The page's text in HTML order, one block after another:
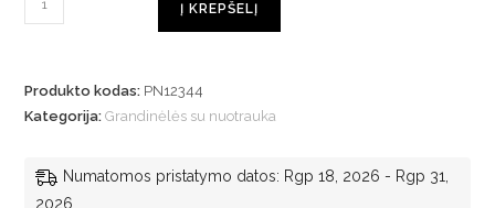
Į KREPŠELĮ
Produkto kodas: PN12344
Kategorija:Grandinėlės su nuotrauka
Numatomos pristatymo datos: Rgp 18, 2026 - Rgp 31,
2026